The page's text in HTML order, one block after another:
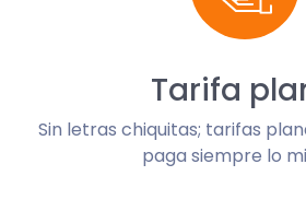
Tarifa
Sin letras chiquitas; tarifas
paga siempre lo